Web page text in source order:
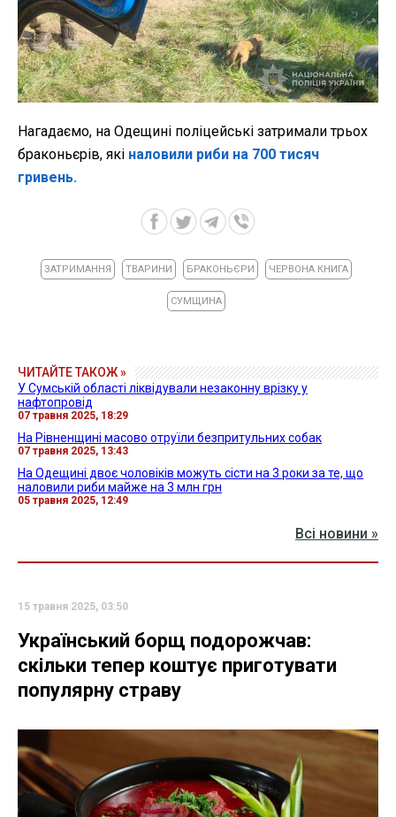
Нагадаємо, на Одещині поліцейські затримали трьох
браконьєрів, які наловили риби на 700 тисяч
гривень.
ЗАТРИМАННЯ ТВАРИНИ БРАКОНЬЄРИ ЧЕРВОНА КНИГА
СУМЩИНА
ЧИТАЙТЕ ТАКОЖ »
У Сумській області ліквідували незаконну врізку у
нафтопровід
07 травня 2025, 18:29
На Рівненщині масово отруїли безпритульних собак
07 травня 2025, 13:43
На Одещині двоє чоловіків можуть сісти на 3 роки за те, що
наловили риби майже на 3 млн грн
05 травня 2025, 12:49
Всі новини »
15 травня 2025, 03:50
Український борщ подорожчав:
скільки тепер коштує приготувати
популярну страву